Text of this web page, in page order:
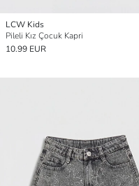
LCW Kids
Pileli Kız Çocuk Kapri
10.99 EUR